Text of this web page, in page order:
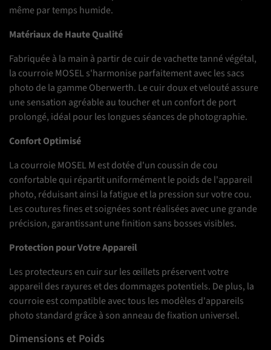
même par temps humide.
Matériaux de Haute Qualité
Fabriquée à la main à partir de cuir de vachette tanné végétal,
la courroie MOSEL s'harmonise parfaitement avec les sacs
photo de la gamme Oberwerth. Le cuir doux et velouté assure
une sensation agréable au toucher et un confort de port
prolongé, idéal pour les longues séances de photographie.
Confort Optimisé
La courroie MOSEL M est dotée d'un coussin de cou
confortable qui répartit uniformément le poids de l'appareil
photo, réduisant ainsi la fatigue et la pression sur votre cou.
Les coutures fines et soignées sont réalisées avec une grande
précision, garantissant une finition sans bosses visibles.
Protection pour Votre Appareil
Les protecteurs en cuir sur les œillets préservent votre
appareil des rayures et des dommages potentiels. De plus, la
courroie est compatible avec tous les modèles d'appareils
photo standard grâce à son anneau de fixation universel.
Dimensions et Poids